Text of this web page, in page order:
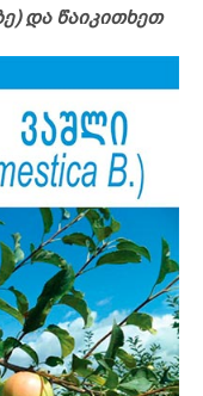
და წაიკითხეთ